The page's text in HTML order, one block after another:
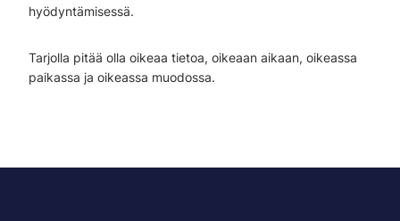
hyödyntämisessä.
Tarjolla pitää olla oikeaa tietoa, oikeaan aikaan, oikeassa
paikassa ja oikeassa muodossa.